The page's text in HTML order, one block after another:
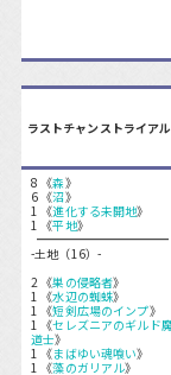
ラストチャンストライア
8 《森》
6 《沼》
1 《進化する未開地》
1 《平地》
-土地（16）-
2 《巣の侵略者》
1 《水辺の蜘蛛》
1 《短剣広場のインプ》
1 《セレズニアのギルド
道士》
1 《まばゆい魂喰い》
1 《藻のガリアル》